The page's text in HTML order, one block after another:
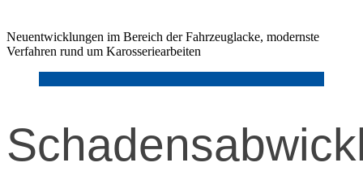
Neuentwicklungen im Bereich der Fahrzeuglacke, modernste
Verfahren rund um Karosseriearbeiten